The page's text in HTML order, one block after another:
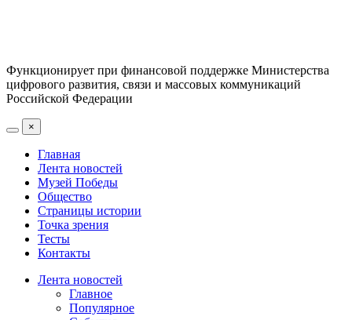
Функционирует при финансовой поддержке Министерства
цифрового развития, связи и массовых коммуникаций
Российской Федерации
×
Главная
Лента новостей
Музей Победы
Общество
Страницы истории
Точка зрения
Тесты
Контакты
Лента новостей
Главное
Популярное